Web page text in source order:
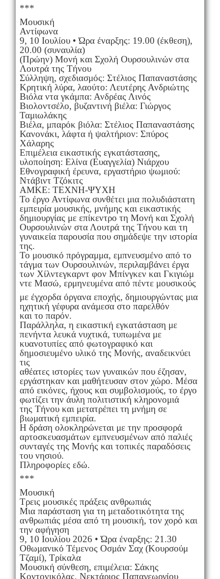
***
Μουσική
Αντίφωνα
9, 10 Ιουλίου • Ώρα έναρξης: 19.00 (έκθεση),
20.00 (συναυλία)
(Πρώην) Μονή και Σχολή Ουρσουλινών στα
Λουτρά της Τήνου
Σύλληψη, σχεδιασμός: Στέλιος Παπαναστάσης
Κρητική λύρα, λαούτο: Λευτέρης Ανδριώτης
Βιόλα ντα γκάμπα: Ανδρέας Λινός
Βιολοντσέλο, βυζαντινή βιέλα: Γιώργος
Ταμιωλάκης
Βιέλα, μπαρόκ βιόλα: Στέλιος Παπαναστάσης
Κανονάκι, λάφτα ή ψαλτήριον: Σπύρος
Χάλαρης
Επιμέλεια εικαστικής εγκατάστασης,
υλοποίηση: Ελίνα (Ευαγγελία) Νιάρχου
Εθνογραφική έρευνα, εργαστήριο ψωμιού:
Ντάβιντ Τζόκιτς
ΑΜΚΕ: ΤΕΧΝΗ-ΨΥΧΗ
Το έργο Αντίφωνα συνθέτει μια πολυδιάστατη
εμπειρία μουσικής, μνήμης και εικαστικής
δημιουργίας με επίκεντρο τη Μονή και Σχολή
Ουρσουλινών στα Λουτρά της Τήνου και τη
γυναικεία παρουσία που σημάδεψε την ιστορία
της.
Το μουσικό πρόγραμμα, εμπνευσμένο από το
τάγμα των Ουρσουλινών, περιλαμβάνει έργα
των Χίλντεγκαρντ φον Μπίνγκεν και Γκιγιώμ
ντε Μασώ, ερμηνευμένα από πέντε μουσικούς
με έγχορδα όργανα εποχής, δημιουργώντας μια
ηχητική γέφυρα ανάμεσα στο παρελθόν
και το παρόν.
Παράλληλα, η εικαστική εγκατάσταση με
πενήντα λευκά νυχτικά, τυπωμένα με
κυανοτυπίες από φωτογραφικό και
δημοσιευμένο υλικό της Μονής, αναδεικνύει
τις
αθέατες ιστορίες των γυναικών που έζησαν,
εργάστηκαν και μαθήτευσαν στον χώρο. Μέσα
από εικόνες, ήχους και συμβολισμούς, το έργο
φωτίζει την άυλη πολιτιστική κληρονομιά
της Τήνου και μετατρέπει τη μνήμη σε
βιωματική εμπειρία.
Η δράση ολοκληρώνεται με την προσφορά
αρτοσκευασμάτων εμπνευσμένων από παλιές
συνταγές της Μονής και τοπικές παραδόσεις
του νησιού.
Πληροφορίες εδώ.
***
Μουσική
Τρεις μουσικές πράξεις ανθρωπιάς
Μια παράσταση για τη μεταδοτικότητα της
ανθρωπιάς μέσα από τη μουσική, τον χορό και
την αφήγηση
9, 10 Ιουλίου 2026 • Ώρα έναρξης: 21.30
Οθωμανικό Τέμενος Οσμάν Σαχ (Κουρσούμ
Τζαμί), Τρίκαλα
Μουσική σύνθεση, επιμέλεια: Σάκης
Κοντονικόλας, Νεκτάριος Παπαγεωργίου